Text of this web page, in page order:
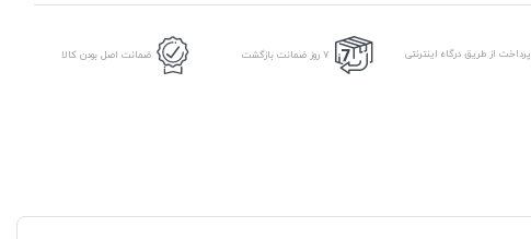
پرداخت از طریق درگاه اینترنتی 7 روز ضمانت بازگشت ضمانت اصل بودن کالا